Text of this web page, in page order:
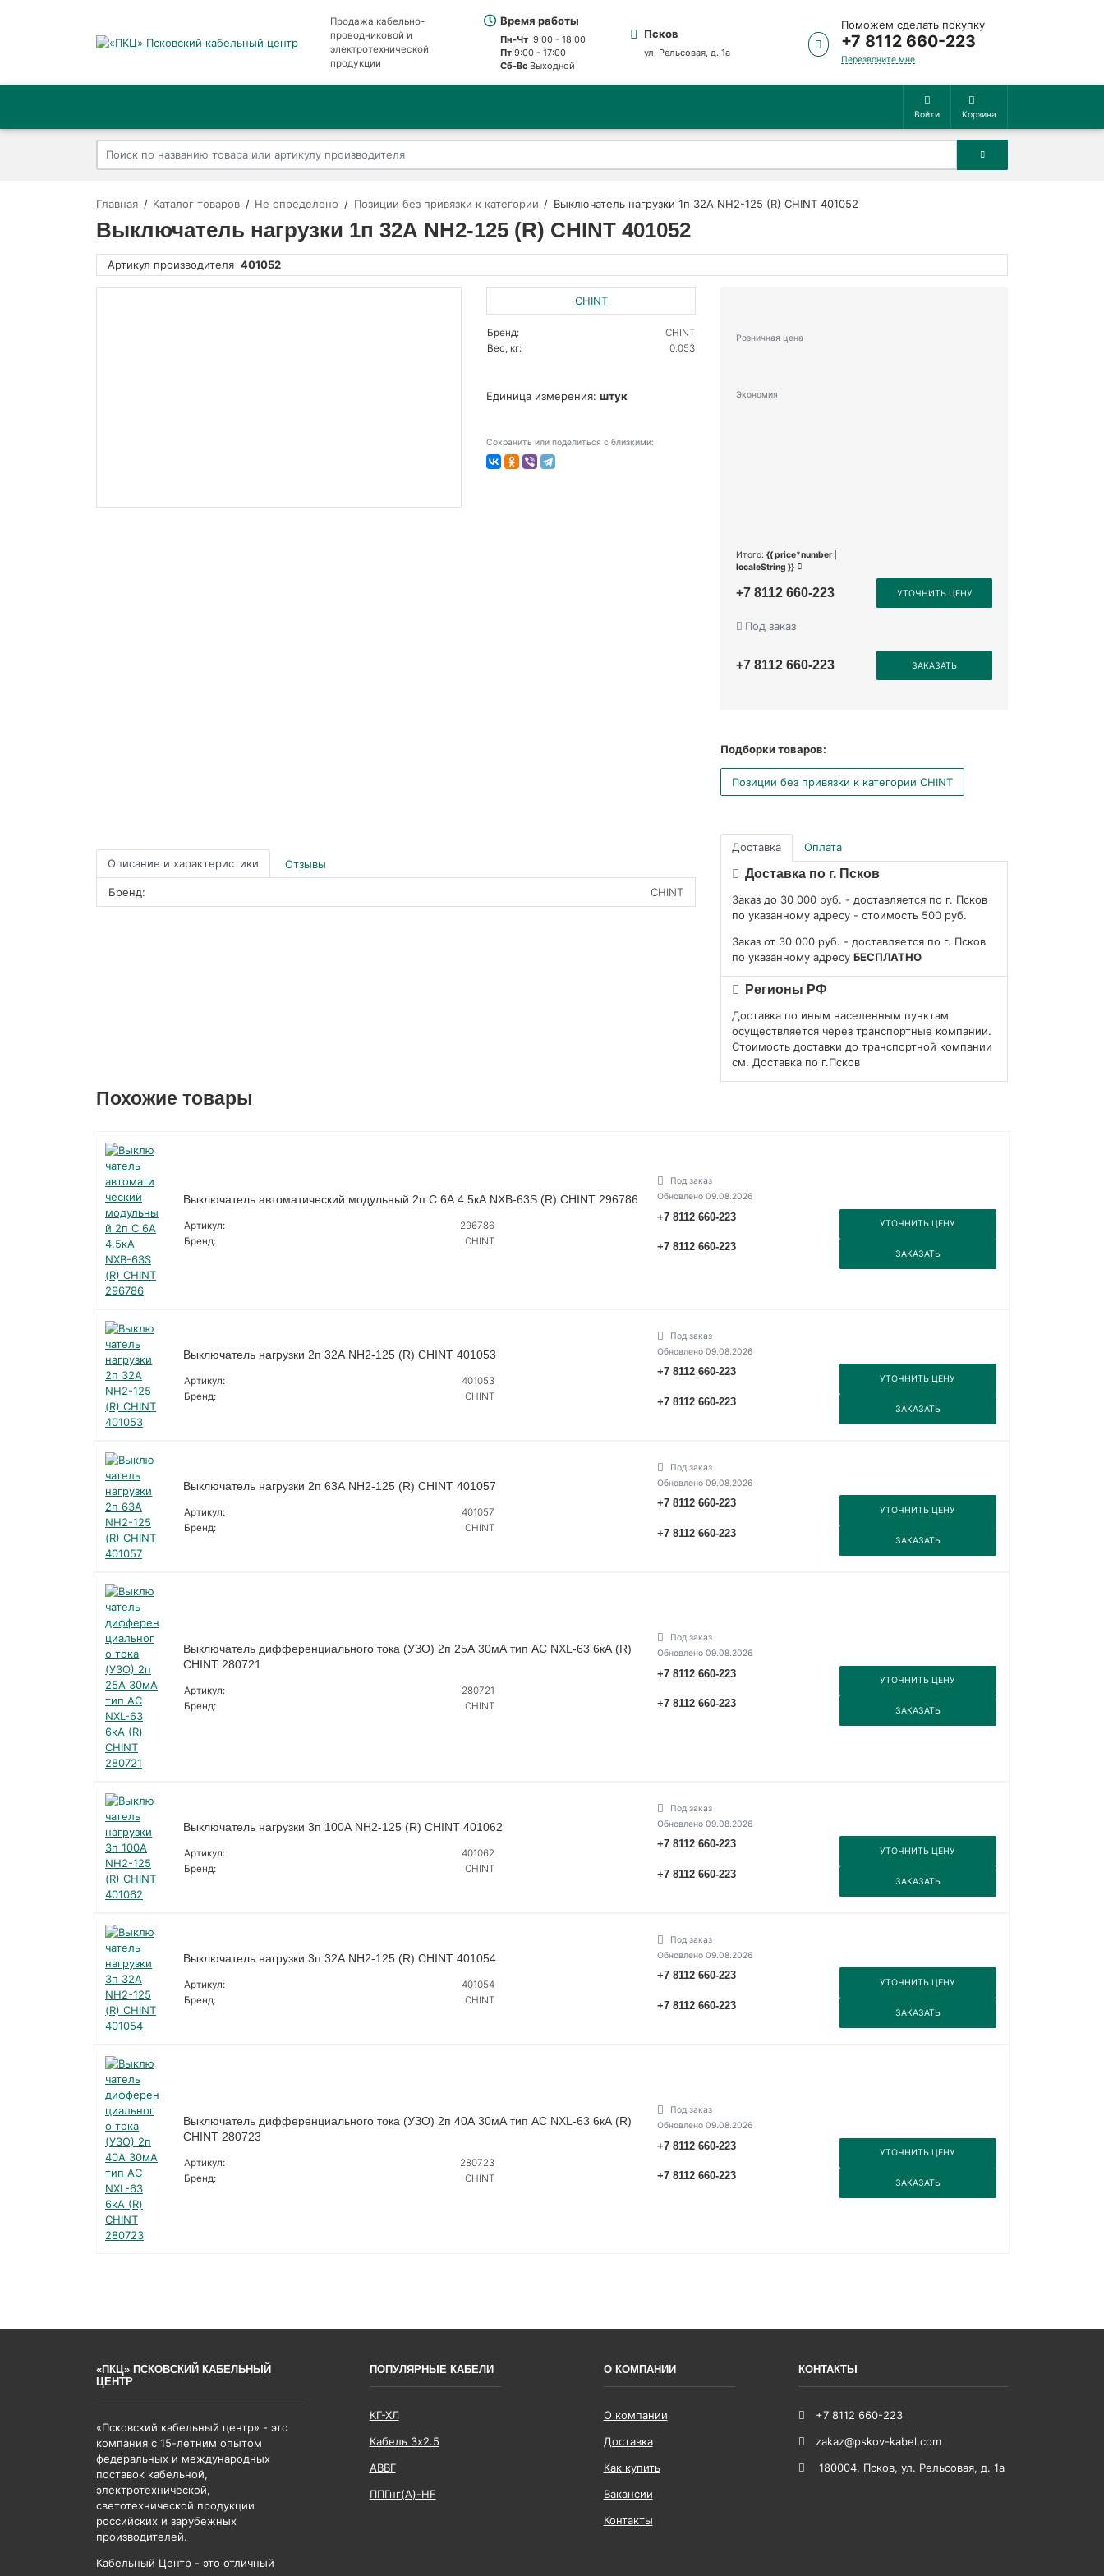
Продажа кабельно-
проводниковой и
электротехнической
продукции
Время работы
Пн-Чт9:00 - 18:00
Пт9:00 - 17:00
Сб-ВсВыходной
Псков
ул. Рельсовая, д. 1а
Поможем сделать покупку
+7 8112 660-223
Перезвоните мне
Войти Корзина
Главная Каталог товаров Не определено Позиции без привязки к категории Выключатель нагрузки 1п 32А NH2-125 (R) CHINT 401052
Выключатель нагрузки 1п 32А NH2-125 (R) CHINT 401052
Артикул производителя 401052
CHINT
Бренд:
CHINT
Вес, кг:
0.053
Единица измерения: штук
Сохранить или поделиться с близкими:
Розничная цена
Экономия
Итого: {{ price*number |
localeString }}
+7 8112 660-223 УТОЧНИТЬ ЦЕНУ
Под заказ
+7 8112 660-223 ЗАКАЗАТЬ
Подборки товаров:
Позиции без привязки к категории CHINT
Доставка Оплата
Доставка по г. Псков
Заказ до 30 000 руб. - доставляется по г. Псков
по указанному адресу - стоимость 500 руб.
Заказ от 30 000 руб. - доставляется по г. Псков
по указанному адресу БЕСПЛАТНО
Регионы РФ
Доставка по иным населенным пунктам
осуществляется через транспортные компании.
Стоимость доставки до транспортной компании
см. Доставка по г.Псков
Описание и характеристики Отзывы
Бренд: CHINT
Похожие товары
Выключатель автоматический модульный 2п C 6А 4.5кА NXB-63S (R) CHINT 296786
Артикул:
296786
Бренд:
CHINT
Под заказ
Обновлено 09.08.2026
+7 8112 660-223
УТОЧНИТЬ ЦЕНУ
+7 8112 660-223
ЗАКАЗАТЬ
Выключатель нагрузки 2п 32А NH2-125 (R) CHINT 401053
Артикул:
401053
Бренд:
CHINT
Под заказ
Обновлено 09.08.2026
+7 8112 660-223
УТОЧНИТЬ ЦЕНУ
+7 8112 660-223
ЗАКАЗАТЬ
Выключатель нагрузки 2п 63А NH2-125 (R) CHINT 401057
Артикул:
401057
Бренд:
CHINT
Под заказ
Обновлено 09.08.2026
+7 8112 660-223
УТОЧНИТЬ ЦЕНУ
+7 8112 660-223
ЗАКАЗАТЬ
Выключатель дифференциального тока (УЗО) 2п 25А 30мА тип AC NXL-63 6кА (R)
CHINT 280721
Артикул:
280721
Бренд:
CHINT
Под заказ
Обновлено 09.08.2026
+7 8112 660-223
УТОЧНИТЬ ЦЕНУ
+7 8112 660-223
ЗАКАЗАТЬ
Выключатель нагрузки 3п 100А NH2-125 (R) CHINT 401062
Артикул:
401062
Бренд:
CHINT
Под заказ
Обновлено 09.08.2026
+7 8112 660-223
УТОЧНИТЬ ЦЕНУ
+7 8112 660-223
ЗАКАЗАТЬ
Выключатель нагрузки 3п 32А NH2-125 (R) CHINT 401054
Артикул:
401054
Бренд:
CHINT
Под заказ
Обновлено 09.08.2026
+7 8112 660-223
УТОЧНИТЬ ЦЕНУ
+7 8112 660-223
ЗАКАЗАТЬ
Выключатель дифференциального тока (УЗО) 2п 40А 30мА тип AC NXL-63 6кА (R)
CHINT 280723
Артикул:
280723
Бренд:
CHINT
Под заказ
Обновлено 09.08.2026
+7 8112 660-223
УТОЧНИТЬ ЦЕНУ
+7 8112 660-223
ЗАКАЗАТЬ
«ПКЦ» ПСКОВСКИЙ КАБЕЛЬНЫЙ
ЦЕНТР
«Псковский кабельный центр» - это
компания с 15-летним опытом
федеральных и международных
поставок кабельной,
электротехнической,
светотехнической продукции
российских и зарубежных
производителей.
Кабельный Центр - это отличный
ПОПУЛЯРНЫЕ КАБЕЛИ
КГ-ХЛ
Кабель 3x2.5
АВВГ
ППГнг(А)-HF
О КОМПАНИИ
О компании
Доставка
Как купить
Вакансии
Контакты
КОНТАКТЫ
+7 8112 660-223
zakaz@pskov-kabel.com
180004, Псков, ул. Рельсовая, д. 1а